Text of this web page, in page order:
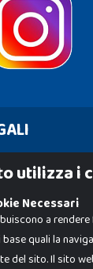
utilizza i
Necessari
a
quali la
del sito. Il sito